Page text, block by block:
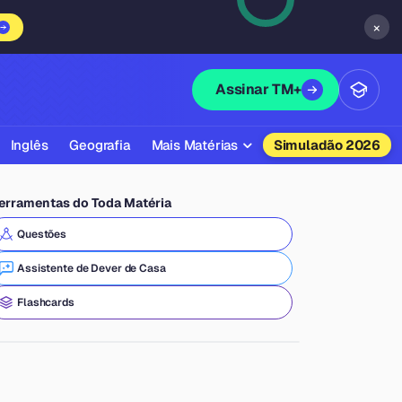
×
Assinar TM+
Inglês Geografia Mais Matérias
Química
Física
Filosofia
Simuladão 2026
do Toda Matéria
Questões
Assistente de Dever de Casa
Flashcards